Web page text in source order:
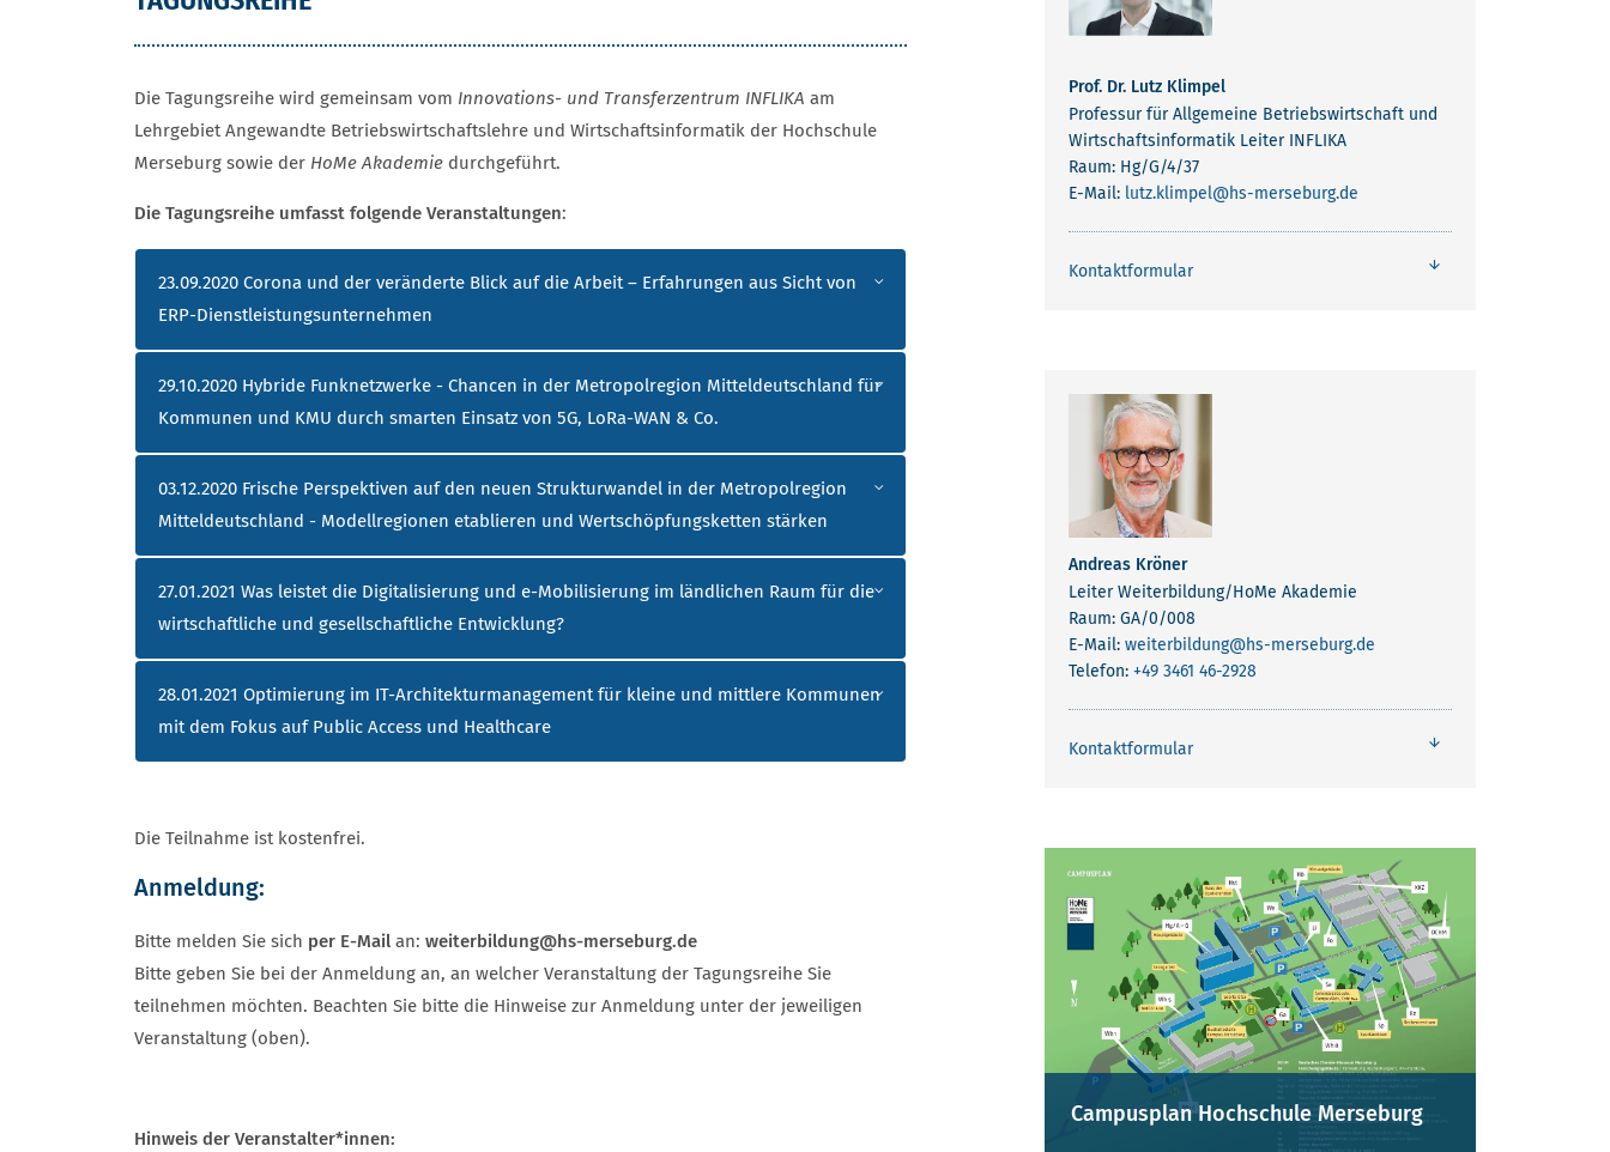
Die Tagungsreihe wird gemeinsam vom Innovations- und Transferzentrum INFLIKA am
Lehrgebiet Angewandte Betriebswirtschaftslehre und Wirtschaftsinformatik der Hochschule
Merseburg sowie der HoMe Akademie durchgeführt.
Die Tagungsreihe umfasst folgende Veranstaltungen:
TAGUNGSREIHE - EINZELNE VERANSTALTUNGEN
23.09.2020 Corona und der veränderte Blick auf die Arbeit – Erfahrungen aus Sicht von
ERP-Dienstleistungsunternehmen
29.10.2020 Hybride Funknetzwerke - Chancen in der Metropolregion Mitteldeutschland für
Kommunen und KMU durch smarten Einsatz von 5G, LoRa-WAN & Co.
03.12.2020 Frische Perspektiven auf den neuen Strukturwandel in der Metropolregion
Mitteldeutschland - Modellregionen etablieren und Wertschöpfungsketten stärken
27.01.2021 Was leistet die Digitalisierung und e-Mobilisierung im ländlichen Raum für die
wirtschaftliche und gesellschaftliche Entwicklung?
28.01.2021 Optimierung im IT-Architekturmanagement für kleine und mittlere Kommunen
mit dem Fokus auf Public Access und Healthcare
Die Teilnahme ist kostenfrei.
Anmeldung:
Bitte melden Sie sich per E-Mail an: weiterbildung@hs-merseburg.de
Bitte geben Sie bei der Anmeldung an, an welcher Veranstaltung der Tagungsreihe Sie
teilnehmen möchten. Beachten Sie bitte die Hinweise zur Anmeldung unter der jeweiligen
Veranstaltung (oben).
Hinweis der Veranstalter*innen:
Prof. Dr. Lutz Klimpel
Professur für Allgemeine Betriebswirtschaft und
Wirtschaftsinformatik Leiter INFLIKA
Raum: Hg/G/4/37
E-Mail: lutz.klimpel@hs-merseburg.de
Kontaktformular
Andreas Kröner
Leiter Weiterbildung/HoMe Akademie
Raum: GA/0/008
E-Mail: weiterbildung@hs-merseburg.de
Telefon: +49 3461 46-2928
Kontaktformular
Campusplan Hochschule Merseburg